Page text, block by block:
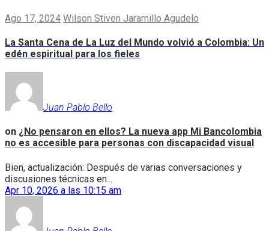
Ago 17, 2024 Wilson Stiven Jaramillo Agudelo
La Santa Cena de La Luz del Mundo volvió a Colombia: Un
edén espiritual para los fieles
Juan Pablo Bello
on ¿No pensaron en ellos? La nueva app Mi Bancolombia
no es accesible para personas con discapacidad visual
Bien, actualización: Después de varias conversaciones y
discusiones técnicas en...
Apr 10, 2026 a las 10:15 am